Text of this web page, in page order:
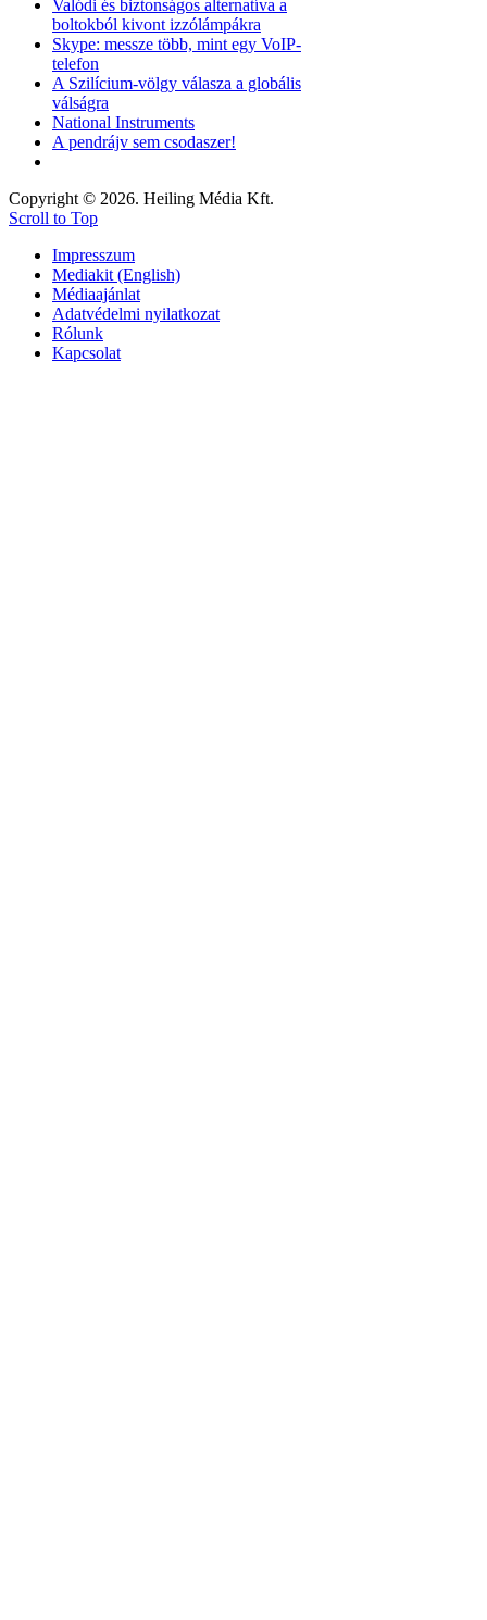
Valódi és biztonságos alternatíva a
boltokból kivont izzólámpákra
Skype: messze több, mint egy VoIP-
telefon
A Szilícium-völgy válasza a globális
válságra
National Instruments
A pendrájv sem csodaszer!
Copyright © 2026. Heiling Média Kft.
Scroll to Top
Impresszum
Mediakit (English)
Médiaajánlat
Adatvédelmi nyilatkozat
Rólunk
Kapcsolat